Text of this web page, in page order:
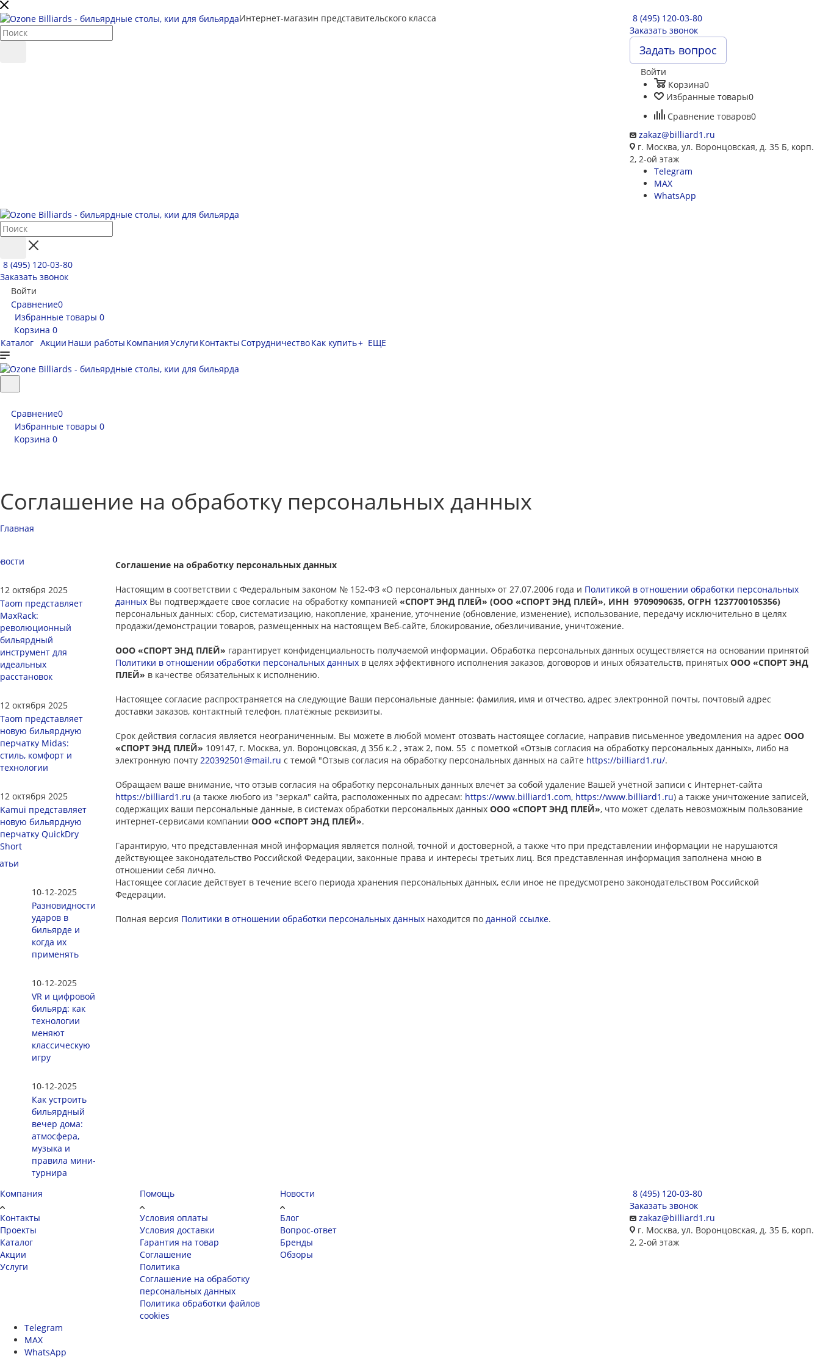
Интернет-магазин представительского класса
8 (495) 120-03-80
Заказать звонок
Задать вопрос
Войти
Корзина0
Избранные товары0
Сравнение товаров0
zakaz@billiard1.ru
г. Москва, ул. Воронцовская, д. 35 Б, корп.
2, 2-ой этаж
Telegram
MAX
WhatsApp
8 (495) 120-03-80
Заказать звонок
Войти
Сравнение0
Избранные товары 0
Корзина 0
Каталог Акции Наши работы КомпанияУслуги КонтактыСотрудничествоКак купить+ ЕЩЕ
Сравнение0
Избранные товары 0
Корзина 0
Соглашение на обработку персональных данных
Главная
Соглашение на обработку персональных данных
Настоящим в соответствии с Федеральным законом № 152-ФЗ «О персональных данных» от 27.07.2006 года и Политикой в отношении обработки персональных
данных Вы подтверждаете свое согласие на обработку компанией «СПОРТ ЭНД ПЛЕЙ» (ООО «СПОРТ ЭНД ПЛЕЙ», ИНН 9709090635, ОГРН 1237700105356)
персональных данных: сбор, систематизацию, накопление, хранение, уточнение (обновление, изменение), использование, передачу исключительно в целях
продажи/демонстрации товаров, размещенных на настоящем Веб-сайте, блокирование, обезличивание, уничтожение.
ООО «СПОРТ ЭНД ПЛЕЙ» гарантирует конфиденциальность получаемой информации. Обработка персональных данных осуществляется на основании принятой
Политики в отношении обработки персональных данных в целях эффективного исполнения заказов, договоров и иных обязательств, принятых ООО «СПОРТ ЭНД
ПЛЕЙ» в качестве обязательных к исполнению.
Настоящее согласие распространяется на следующие Ваши персональные данные: фамилия, имя и отчество, адрес электронной почты, почтовый адрес
доставки заказов, контактный телефон, платёжные реквизиты.
Срок действия согласия является неограниченным. Вы можете в любой момент отозвать настоящее согласие, направив письменное уведомления на адрес ООО
«СПОРТ ЭНД ПЛЕЙ» 109147, г. Москва, ул. Воронцовская, д 35б к.2 , этаж 2, пом. 55 с пометкой «Отзыв согласия на обработку персональных данных», либо на
электронную почту 220392501@mail.ru с темой "Отзыв согласия на обработку персональных данных на сайте https://billiard1.ru/.
Обращаем ваше внимание, что отзыв согласия на обработку персональных данных влечёт за собой удаление Вашей учётной записи с Интернет-сайта
https://billiard1.ru (а также любого из "зеркал" сайта, расположенных по адресам: https://www.billiard1.com, https://www.billiard1.ru) а также уничтожение записей,
содержащих ваши персональные данные, в системах обработки персональных данных ООО «СПОРТ ЭНД ПЛЕЙ», что может сделать невозможным пользование
интернет-сервисами компании ООО «СПОРТ ЭНД ПЛЕЙ».
Гарантирую, что представленная мной информация является полной, точной и достоверной, а также что при представлении информации не нарушаются
действующее законодательство Российской Федерации, законные права и интересы третьих лиц. Вся представленная информация заполнена мною в
отношении себя лично.
Настоящее согласие действует в течение всего периода хранения персональных данных, если иное не предусмотрено законодательством Российской
Федерации.
Полная версия Политики в отношении обработки персональных данных находится по данной ссылке.
12 октября 2025
Taom представляет
MaxRack:
революционный
бильярдный
инструмент для
идеальных
расстановок
12 октября 2025
Taom представляет
новую бильярдную
перчатку Midas:
стиль, комфорт и
технологии
12 октября 2025
Kamui представляет
новую бильярдную
перчатку QuickDry
Short
10-12-2025
Разновидности
ударов в
бильярде и
когда их
применять
10-12-2025
VR и цифровой
бильярд: как
технологии
меняют
классическую
игру
10-12-2025
Как устроить
бильярдный
вечер дома:
атмосфера,
музыка и
правила мини-
турнира
Компания
Контакты
Проекты
Каталог
Акции
Услуги
Помощь
Условия оплаты
Условия доставки
Гарантия на товар
Соглашение
Политика
Соглашение на обработку
персональных данных
Политика обработки файлов
cookies
Новости
Блог
Вопрос-ответ
Бренды
Обзоры
8 (495) 120-03-80
Заказать звонок
zakaz@billiard1.ru
г. Москва, ул. Воронцовская, д. 35 Б, корп.
2, 2-ой этаж
Telegram
MAX
WhatsApp